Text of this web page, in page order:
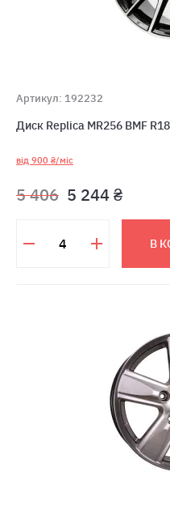
Артикул: 192232
Диск Replica MR256 BMF
від 900 ₴/міс
5 406 5 244 ₴
В